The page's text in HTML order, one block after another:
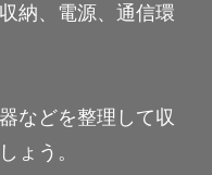
納、電源、通信環
などを整理して収
ょう。